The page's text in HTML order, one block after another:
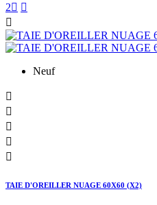
2 

Neuf





TAIE D'OREILLER NUAGE 60X60 (X2)